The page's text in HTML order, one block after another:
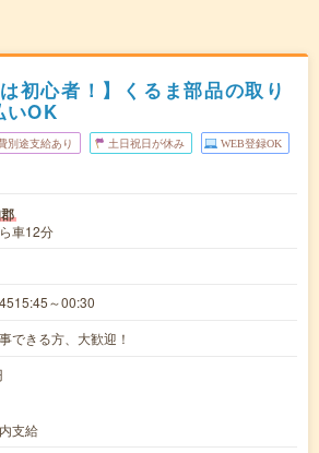
初心者！】くるま部品の取り
いOK
別途支給あり 土日祝日が休み WEB登録OK
車12分
～00:30
できる方、大歓迎！
支給